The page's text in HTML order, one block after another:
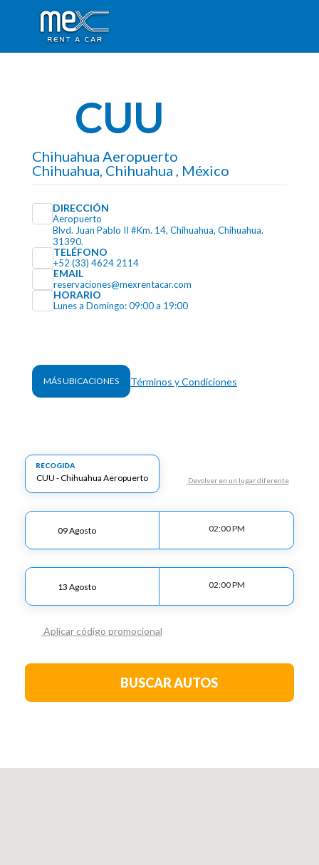
CUU
Chihuahua Aeropuerto
Chihuahua, Chihuahua , México
DIRECCIÓN
Aeropuerto
Blvd. Juan Pablo II #Km. 14, Chihuahua, Chihuahua.
31390.
TELÉFONO
+52 (33) 4624 2114
EMAIL
reservaciones@mexrentacar.com
HORARIO
Lunes a Domingo: 09:00 a 19:00
MÁS UBICACIONES Términos y Condiciones
RECOGIDA
Devolver en un lugar diferente
02:00 PM
02:00 PM
Aplicar código promocional
BUSCAR AUTOS